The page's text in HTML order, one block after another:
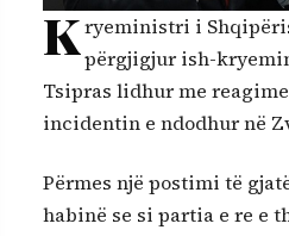
Kryeministri i
përgjigjur ish-
Tsipras lidhur me
incidentin e ndodhur në
Përmes një postimi të
habinë se si partia e re e